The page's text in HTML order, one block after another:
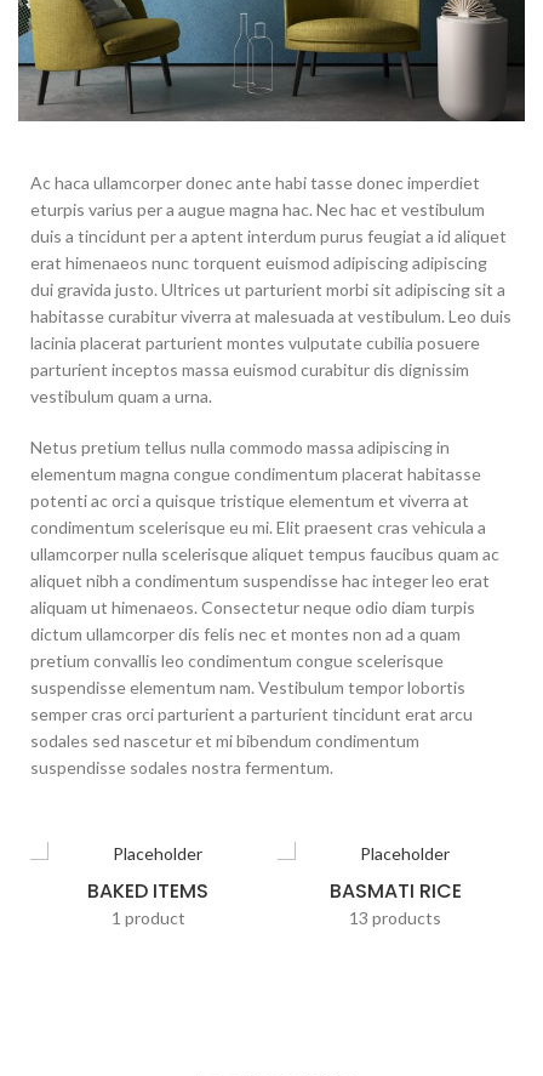
Ac haca ullamcorper donec ante habi tasse donec imperdiet
eturpis varius per a augue magna hac. Nec hac et vestibulum
duis a tincidunt per a aptent interdum purus feugiat a id aliquet
erat himenaeos nunc torquent euismod adipiscing adipiscing
dui gravida justo. Ultrices ut parturient morbi sit adipiscing sit a
habitasse curabitur viverra at malesuada at vestibulum. Leo duis
lacinia placerat parturient montes vulputate cubilia posuere
parturient inceptos massa euismod curabitur dis dignissim
vestibulum quam a urna.
Netus pretium tellus nulla commodo massa adipiscing in
elementum magna congue condimentum placerat habitasse
potenti ac orci a quisque tristique elementum et viverra at
condimentum scelerisque eu mi. Elit praesent cras vehicula a
ullamcorper nulla scelerisque aliquet tempus faucibus quam ac
aliquet nibh a condimentum suspendisse hac integer leo erat
aliquam ut himenaeos. Consectetur neque odio diam turpis
dictum ullamcorper dis felis nec et montes non ad a quam
pretium convallis leo condimentum congue scelerisque
suspendisse elementum nam. Vestibulum tempor lobortis
semper cras orci parturient a parturient tincidunt erat arcu
sodales sed nascetur et mi bibendum condimentum
suspendisse sodales nostra fermentum.
BAKED ITEMS
1 product
BASMATI RICE
13 products